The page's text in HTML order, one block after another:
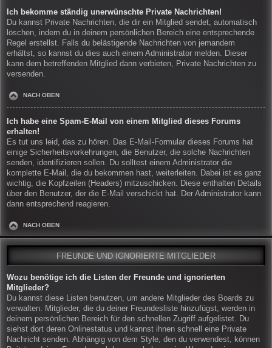
Ich bekomme ständig unerwünschte Private Nachrichten!
Du kannst Private Nachrichten, die dir ein Mitglied sendet, automatisch
löschen, indem du in deinem persönlichen Bereich eine entsprechende
Regel erstellst. Falls du belästigende Nachrichten von jemandem
erhältst, so kannst du dies auch einem Administrator melden. Dieser
kann dem betreffenden Mitglied dann verbieten, Private Nachrichten zu
versenden.
NACH OBEN
Ich habe eine Spam-E-Mail von einem Mitglied dieses Forums
erhalten!
Es tut uns leid, das zu hören. Das E-Mail-Formular dieses Forums hat
einige Sicherheitsvorkehrungen, die Benutzer, die solche Nachrichten
senden, identifizieren sollen. Du solltest einem Administrator die
komplette E-Mail, die du bekommen hast, weiterleiten. Dabei ist es ganz
wichtig, die Kopfzeilen (Headers) mitzuschicken. Diese enthalten Details
über den Benutzer, der die E-Mail verschickt hat. Der Administrator kann
dann entsprechend reagieren.
NACH OBEN
FREUNDE UND IGNORIERTE MITGLIEDER
Wozu benötige ich die Listen der Freunde und ignorierten
Mitglieder?
Du kannst diese Listen benutzen, um andere Mitglieder des Boards zu
verwalten. Mitglieder, die du deiner Freundesliste hinzufügst, werden in
deinem persönlichen Bereich für den schnellen Zugriff aufgelistet. Du
siehst dort deren Onlinestatus und kannst ihnen schnell eine Private
Nachricht senden. Abhängig von dem Style, den du verwendest, können